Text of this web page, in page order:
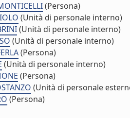
(Persona)
(Unità di personale interno)
(Unità di personale interno)
(Unità di personale interno)
(Persona)
(Unità di personale interno)
(Persona)
(Unità di personale
(Persona)